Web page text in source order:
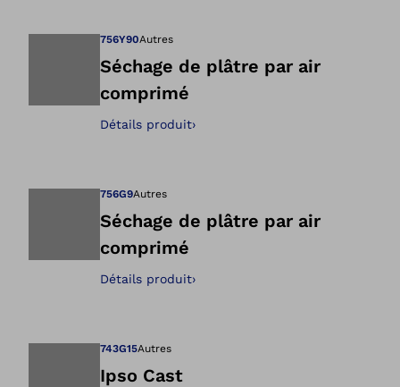
Ouvre l’image
756Y90Autres
Séchage de plâtre par air
comprimé
Détails produit›
Ouvre l’image
756G9Autres
Séchage de plâtre par air
comprimé
Détails produit›
743G15Autres
Ipso Cast